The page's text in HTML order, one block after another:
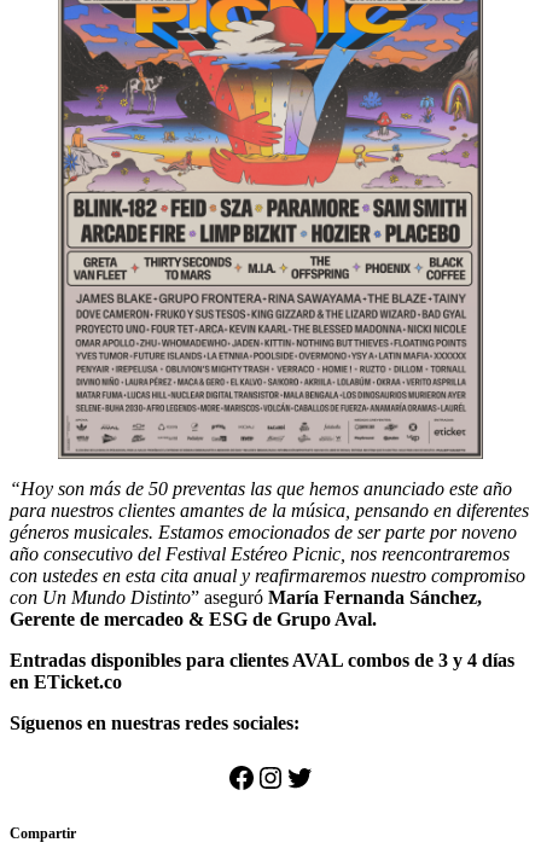
“Hoy son más de 50 preventas las que hemos anunciado este año
para nuestros clientes amantes de la música, pensando en diferentes
géneros musicales. Estamos emocionados de ser parte por noveno
año consecutivo del Festival Estéreo Picnic, nos reencontraremos
con ustedes en esta cita anual y reafirmaremos nuestro compromiso
con Un Mundo Distinto” aseguró María Fernanda Sánchez,
Gerente de mercadeo & ESG de Grupo Aval.
Entradas disponibles para clientes AVAL combos de 3 y 4 días
en ETicket.co
Síguenos en nuestras redes sociales:
Facebook
Instagram
Twitter
Compartir